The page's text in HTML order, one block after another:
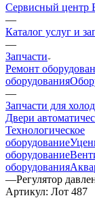
Сервисный центр
—
Каталог услуг и
—
Запчасти
Ремонт
оборудования
—
Запчасти для
Двери
Технологическое
оборудование
оборудование
оборудования
—Регулятор
Артикул: Лот 487